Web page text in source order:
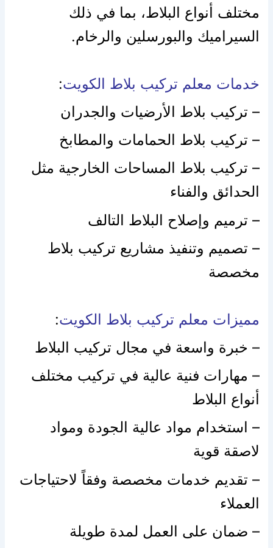
مختلف أنواع البلاط، بما في ذلك
السيراميك والبورسلين والرخام.
خدمات معلم تركيب بلاط الكويت:
– تركيب بلاط الأرضيات والجدران
– تركيب بلاط الحمامات والمطابخ
– تركيب بلاط المساحات الخارجية مثل
الحدائق والفناء
– ترميم وإصلاح البلاط التالف
– تصميم وتنفيذ مشاريع تركيب بلاط
مخصصة
مميزات معلم تركيب بلاط الكويت:
– خبرة واسعة في مجال تركيب البلاط
– مهارات فنية عالية في تركيب مختلف
أنواع البلاط
– استخدام مواد عالية الجودة ومواد
لاصقة قوية
– تقديم خدمات مخصصة وفقاً لاحتياجات
العملاء
– ضمان على العمل لمدة طويلة